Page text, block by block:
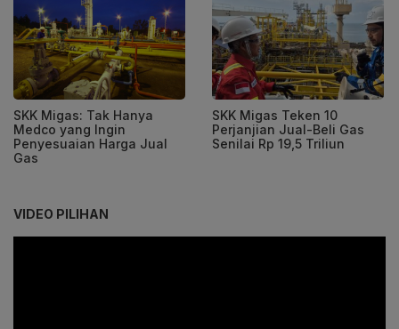
SKK Migas: Tak Hanya
Medco yang Ingin
Penyesuaian Harga Jual
Gas
SKK Migas Teken 10
Perjanjian Jual-Beli Gas
Senilai Rp 19,5 Triliun
VIDEO PILIHAN